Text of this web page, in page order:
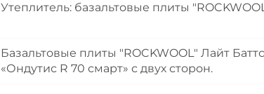
Утеплитель: базальтовые плиты
Базальтовые плиты "ROCKWOOL" Лайт
«Ондутис R 70 смарт» с двух сторон.